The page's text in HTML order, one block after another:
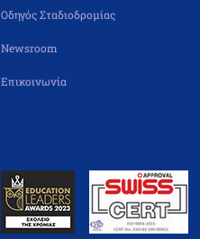
Οδηγός Σταδιοδρομίας
Newsroom
Επικοινωνία